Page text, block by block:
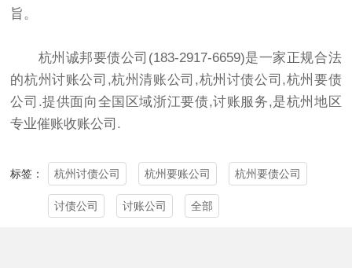
旨。
杭州诚邦要债公司(183-2917-6659)是一家正规合法
的杭州讨账公司,杭州清账公司,杭州 讨债公司 ,杭州要债
公司.提供面向全国区域浙江要债,讨账服务,是杭州地区
专业催账收账公司.
标签： 杭州讨债公司 杭州要账公司 杭州要债公司
讨债公司 讨账公司 全部